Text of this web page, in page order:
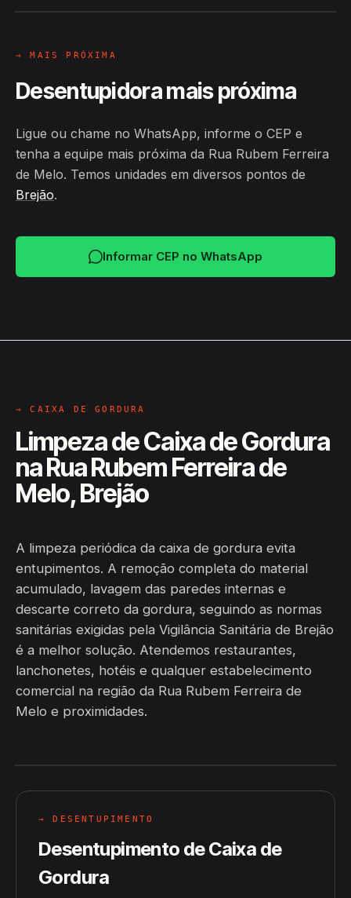
→ MAIS PRÓXIMA
Desentupidora mais próxima
Ligue ou chame no WhatsApp, informe o CEP e
tenha a equipe mais próxima da Rua Rubem Ferreira
de Melo. Temos unidades em diversos pontos de
Brejão.
Informar CEP no WhatsApp
→ CAIXA DE GORDURA
Limpeza de Caixa de Gordura
na Rua Rubem Ferreira de
Melo, Brejão
A limpeza periódica da caixa de gordura evita
entupimentos. A remoção completa do material
acumulado, lavagem das paredes internas e
descarte correto da gordura, seguindo as normas
sanitárias exigidas pela Vigilância Sanitária de Brejão
é a melhor solução. Atendemos restaurantes,
lanchonetes, hotéis e qualquer estabelecimento
comercial na região da Rua Rubem Ferreira de
Melo e proximidades.
→ DESENTUPIMENTO
Desentupimento de Caixa de
Gordura